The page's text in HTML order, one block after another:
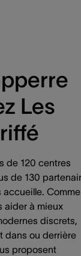
Les
de 120 centres
de 130
aider à mieux
discrets,
dans ou derrière
proposent